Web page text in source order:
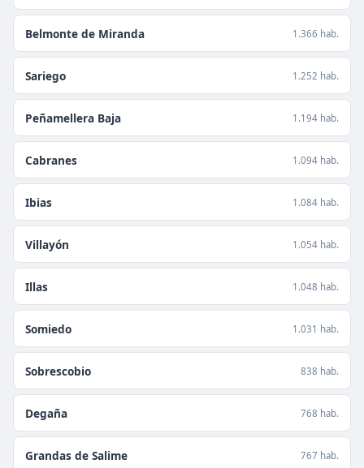
Belmonte de Miranda 1.366 hab.
Sariego 1.252 hab.
Peñamellera Baja 1.194 hab.
Cabranes 1.094 hab.
Ibias 1.084 hab.
Villayón 1.054 hab.
Illas 1.048 hab.
Somiedo 1.031 hab.
Sobrescobio 838 hab.
Degaña 768 hab.
Grandas de Salime 767 hab.